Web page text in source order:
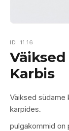
ID: 11.16
Karbis
Väiksed südame
karpides.
pulgakommid on